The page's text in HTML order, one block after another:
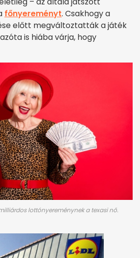
főnyereményt. Csakhogy a
előtt megváltoztatták a játék
is hiába várja, hogy
lottónyereménynek a texasi nő.